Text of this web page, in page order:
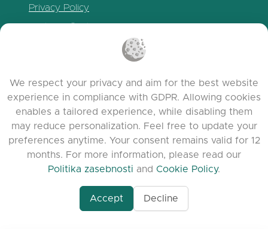
Privacy Policy
Agent-7/Maximizing-
© 2026 clasora.com platform | Vse pravice
pridržane | Developed byC9 Group
We respect your privacy and aim for the best website
experience in compliance with GDPR. Allowing cookies
enables a tailored experience, while disabling them
may reduce personalization. Feel free to update your
preferences anytime. Your consent remains valid for 12
months. For more information, please read our
Politika zasebnosti and Cookie Policy.
Accept Decline